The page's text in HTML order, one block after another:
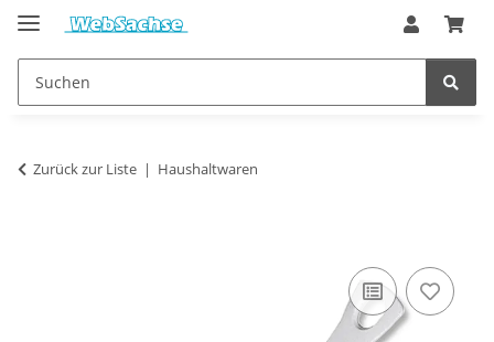
Zurück zur Liste Haushaltwaren